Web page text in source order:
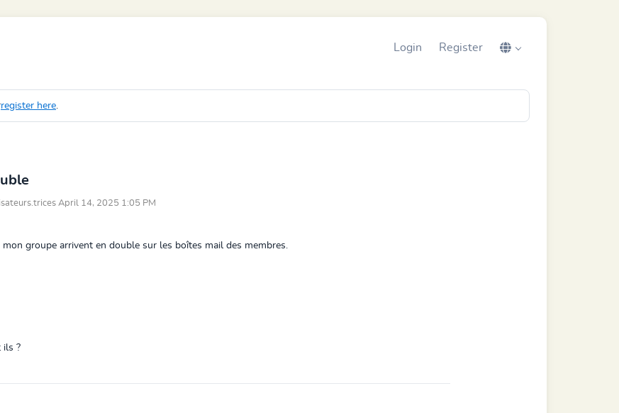
Login Register
register here.
April 14, 2025 1:05 PM
groupe arrivent en double sur les boîtes mail des membres.
ils ?